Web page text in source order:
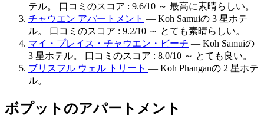
テル。 口コミのスコア : 9.6/10 ～ 最高に素晴らしい。
チャウエン アパートメント — Koh Samuiの 3 星ホテ
ル。 口コミのスコア : 9.2/10 ～ とても素晴らしい。
マイ・プレイス・チャウエン・ビーチ — Koh Samuiの
3 星ホテル。 口コミのスコア : 8.0/10 ～ とても良い。
ブリスフル ウェル トリート — Koh Phanganの 2 星ホテ
ル。
ボプットのアパートメント